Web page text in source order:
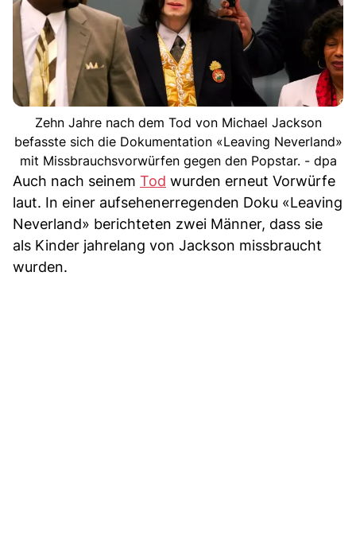
Zehn Jahre nach dem Tod von Michael Jackson
befasste sich die Dokumentation «Leaving Neverland»
mit Missbrauchsvorwürfen gegen den Popstar. - dpa
Auch nach seinem Tod wurden erneut Vorwürfe
laut. In einer aufsehenerregenden Doku «Leaving
Neverland» berichteten zwei Männer, dass sie
als Kinder jahrelang von Jackson missbraucht
wurden.